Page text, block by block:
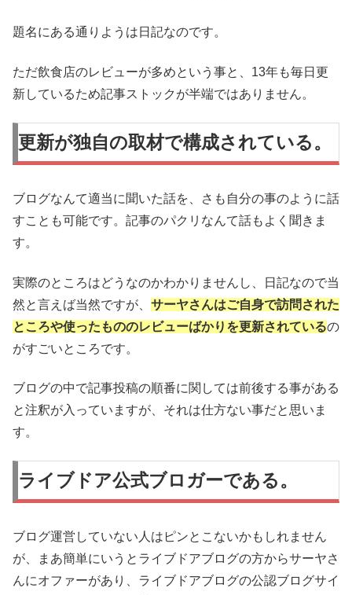
題名にある通りようは日記なのです。
ただ飲食店のレビューが多めという事と、13年も毎日更
新しているため記事ストックが半端ではありません。
更新が独自の取材で構成されている。
ブログなんて適当に聞いた話を、さも自分の事のように話
すことも可能です。記事のパクリなんて話もよく聞きま
す。
実際のところはどうなのかわかりませんし、日記なので当
然と言えば当然ですが、 サーヤさんはご自身で訪問された
ところや使ったもののレビューばかりを更新されているの
がすごいところです。
ブログの中で記事投稿の順番に関しては前後する事がある
と注釈が入っていますが、それは仕方ない事だと思いま
す。
ライブドア公式ブロガーである。
ブログ運営していない人はピンとこないかもしれません
が、まあ簡単にいうとライブドアブログの方からサーヤさ
んにオファーがあり、ライブドアブログの公認ブログサイ